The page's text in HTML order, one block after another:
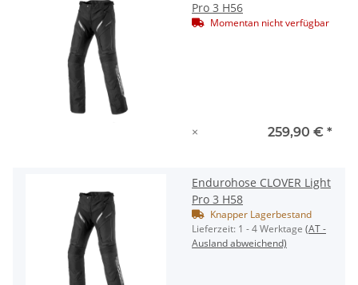
Pro 3 H56
Momentan nicht verfügbar
× 259,90 € *
Endurohose CLOVER Light
Pro 3 H58
Knapper Lagerbestand
Lieferzeit: 1 - 4 Werktage (AT -
Ausland abweichend)